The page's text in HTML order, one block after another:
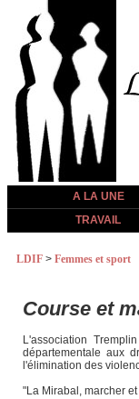
A LA UNE
TRAVAIL
LDIF > Femmes et sport
Course et
L'association
départementale aux
l'élimination des
"La Mirabal, marcher